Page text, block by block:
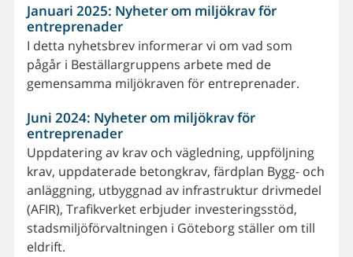
Januari 2025: Nyheter om miljökrav för
entreprenader
I detta nyhetsbrev informerar vi om vad som
pågår i Beställargruppens arbete med de
gemensamma miljökraven för entreprenader.
Juni 2024: Nyheter om miljökrav för
entreprenader
Uppdatering av krav och vägledning, uppföljning
krav, uppdaterade betongkrav, färdplan Bygg- och
anläggning, utbyggnad av infrastruktur drivmedel
(AFIR), Trafikverket erbjuder investeringsstöd,
stadsmiljöförvaltningen i Göteborg ställer om till
eldrift.